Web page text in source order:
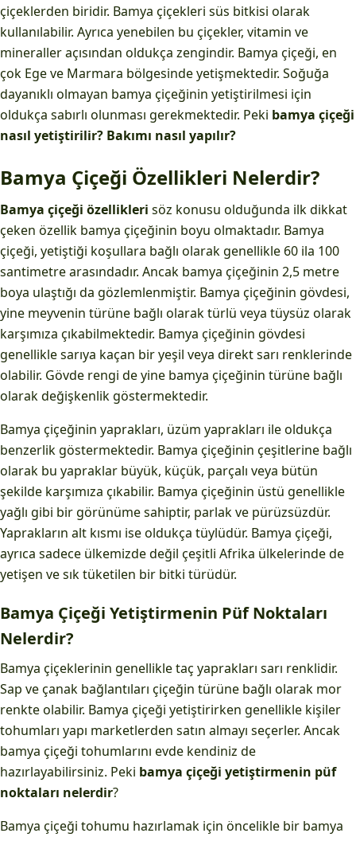
çiçeklerden biridir. Bamya çiçekleri süs bitkisi olarak
kullanılabilir. Ayrıca yenebilen bu çiçekler, vitamin ve
mineraller açısından oldukça zengindir. Bamya çiçeği, en
çok Ege ve Marmara bölgesinde yetişmektedir. Soğuğa
dayanıklı olmayan bamya çiçeğinin yetiştirilmesi için
oldukça sabırlı olunması gerekmektedir. Peki bamya çiçeği
nasıl yetiştirilir? Bakımı nasıl yapılır?
Bamya Çiçeği Özellikleri Nelerdir?
Bamya çiçeği özellikleri söz konusu olduğunda ilk dikkat
çeken özellik bamya çiçeğinin boyu olmaktadır. Bamya
çiçeği, yetiştiği koşullara bağlı olarak genellikle 60 ila 100
santimetre arasındadır. Ancak bamya çiçeğinin 2,5 metre
boya ulaştığı da gözlemlenmiştir. Bamya çiçeğinin gövdesi,
yine meyvenin türüne bağlı olarak türlü veya tüysüz olarak
karşımıza çıkabilmektedir. Bamya çiçeğinin gövdesi
genellikle sarıya kaçan bir yeşil veya direkt sarı renklerinde
olabilir. Gövde rengi de yine bamya çiçeğinin türüne bağlı
olarak değişkenlik göstermektedir.
Bamya çiçeğinin yaprakları, üzüm yaprakları ile oldukça
benzerlik göstermektedir. Bamya çiçeğinin çeşitlerine bağlı
olarak bu yapraklar büyük, küçük, parçalı veya bütün
şekilde karşımıza çıkabilir. Bamya çiçeğinin üstü genellikle
yağlı gibi bir görünüme sahiptir, parlak ve pürüzsüzdür.
Yaprakların alt kısmı ise oldukça tüylüdür. Bamya çiçeği,
ayrıca sadece ülkemizde değil çeşitli Afrika ülkelerinde de
yetişen ve sık tüketilen bir bitki türüdür.
Bamya Çiçeği Yetiştirmenin Püf Noktaları
Nelerdir?
Bamya çiçeklerinin genellikle taç yaprakları sarı renklidir.
Sap ve çanak bağlantıları çiçeğin türüne bağlı olarak mor
renkte olabilir. Bamya çiçeği yetiştirirken genellikle kişiler
tohumları yapı marketlerden satın almayı seçerler. Ancak
bamya çiçeği tohumlarını evde kendiniz de
hazırlayabilirsiniz. Peki bamya çiçeği yetiştirmenin püf
noktaları nelerdir?
Bamya çiçeği tohumu hazırlamak için öncelikle bir bamya